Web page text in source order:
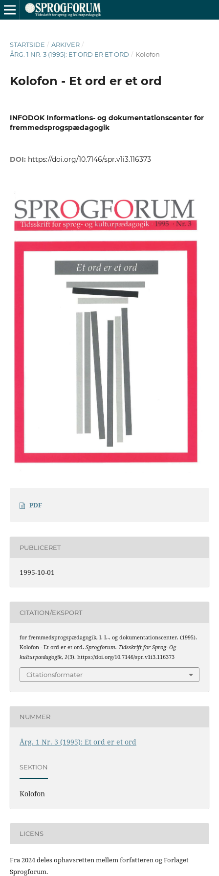
STARTSIDE / ARKIVER /
ÅRG. 1 NR. 3 (1995): ET ORD ER ET ORD / Kolofon
Kolofon - Et ord er et ord
INFODOK Informations- og dokumentationscenter for
fremmedsprogspædagogik
DOI: https://doi.org/10.7146/spr.v1i3.116373
PDF
PUBLICERET
1995-10-01
CITATION/EKSPORT
for fremmedsprogspædagogik, I. I.-. og dokumentationscenter. (1995).
Kolofon - Et ord er et ord. Sprogforum. Tidsskrift for Sprog- Og
kulturpædagogik, 1(3). https://doi.org/10.7146/spr.v1i3.116373
Citationsformater
NUMMER
Årg. 1 Nr. 3 (1995): Et ord er et ord
SEKTION
Kolofon
LICENS
Fra 2024 deles ophavsretten mellem forfatteren og Forlaget
Sprogforum.